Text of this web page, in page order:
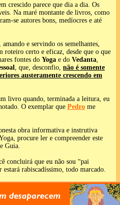
crescido parece que dia a dia. Os
Na maré montante de livros, como
se autores bons, medíocres e até
e servindo os semelhantes,
roteiro certo e eficaz, desde que o que
fontes do Yoga e do Vedanta
, que, desconfio, não é somente
austeramente crescendo em
livro quando, terminada a leitura, eu
O exemplar que Pedro me
obra informativa e instrutiva
procure ler e compreender este
Guia.
concluirá que eu não sou “pai
rabiscadíssimo, todo marcado.